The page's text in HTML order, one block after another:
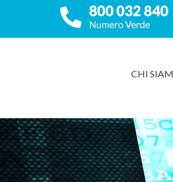
CHI